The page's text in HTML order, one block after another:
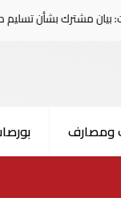
تسليم دانيل كينيهان إلى
ومصارف